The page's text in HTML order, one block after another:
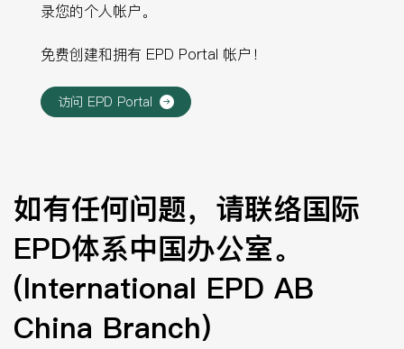
录您的个人帐户。
免费创建和拥有 EPD Portal 帐户！
访问 EPD Portal
如有任何问题，请联络国际
EPD体系中国办公室。
(International EPD AB
China Branch)